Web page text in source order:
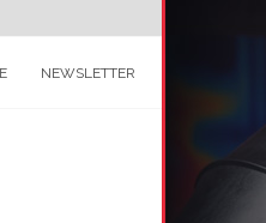
NEWSLETTER